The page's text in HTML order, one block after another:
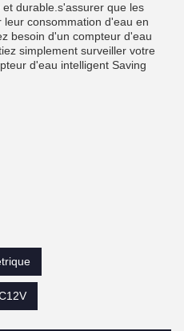
durable.s'assurer que les
consommation d'eau en
besoin d'un compteur d'eau
simplement surveiller votre
d'eau intelligent Saving